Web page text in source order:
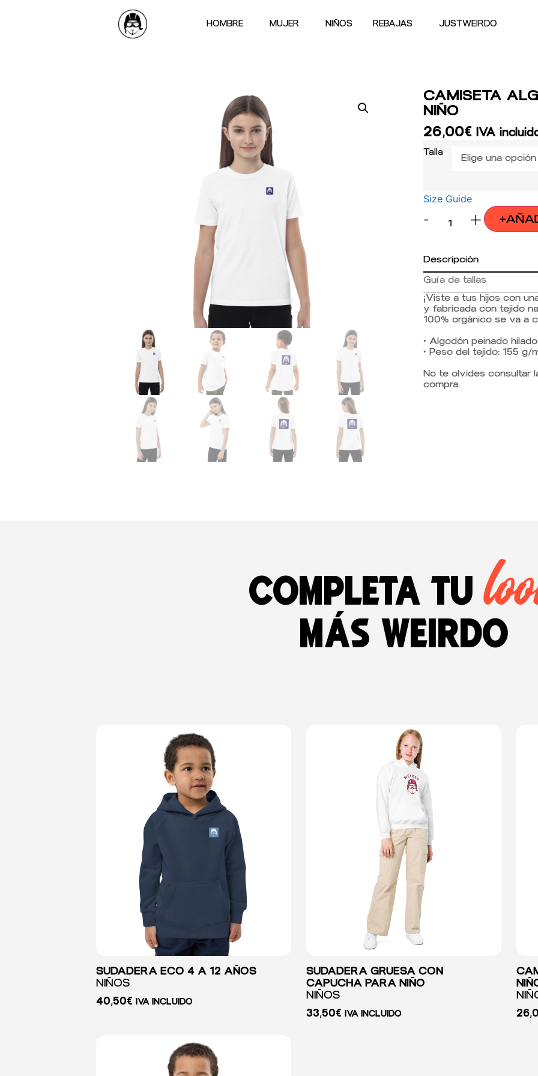
HOMBRE MUJER NIÑOS REBAJAS JUSTWEIRDO
CAMISETA
NIÑO
26,00€ IVA
Talla
Size Guide
- +
Descripción
Guía de tallas
¡Viste a tus hijos con
y fabricada con tejido
100% orgánico se va a
• Algodón peinado
• Peso del tejido: 155 g/
No te olvides consultar
compra.
Completa tu
más weirdo
SUDADERA ECO 4 A 12 AÑOS
NIÑOS
40,50€ IVA INCLUIDO
SUDADERA GRUESA CON
CAPUCHA PARA NIÑO
NIÑOS
33,50€ IVA INCLUIDO